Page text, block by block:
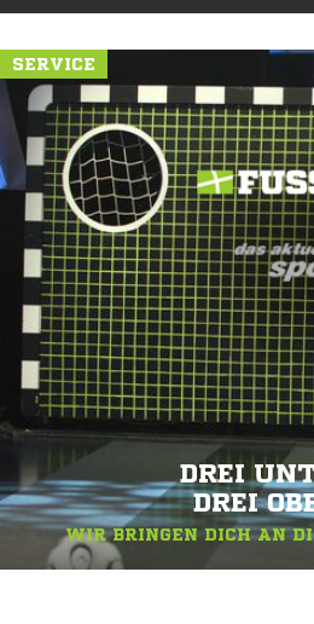
SERVICE
DREI
DREI
WIR BRINGEN DICH AN